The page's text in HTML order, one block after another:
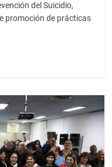
del Suicidio,
promoción de prácticas